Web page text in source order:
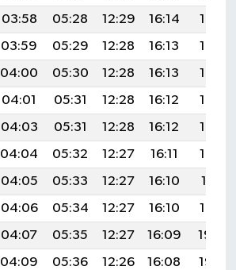
03:58 05:28 12:29 16:14
19:19
03:59 05:29 12:28 16:13
19:18
04:00 05:30 12:28 16:13
19:17
04:01 05:31 12:28 16:12
19:15
04:03 05:31 12:28 16:12
19:14
04:04 05:32 12:27 16:11
19:13
04:05 05:33 12:27 16:10
19:11
04:06 05:34 12:27 16:10
19:10
04:07 05:35 12:27 16:09
19:08
04:09 05:36 12:26 16:08 19:07